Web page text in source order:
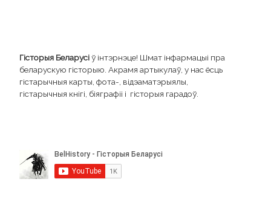
Гісторыя Беларусіў інтэрнэце! Шмат інфармацыі пра
беларускую гісторыю. Акрамя артыкулаў, у нас ёсць
гістарычныя карты, фота-, відэаматэрыялы,
гістарычныя кнігі, біяграфіі і гісторыя гарадоў.